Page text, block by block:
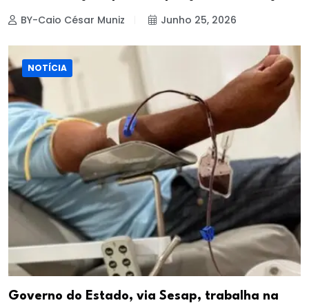
BY-Caio César Muniz Junho 25, 2026
NOTÍCIA
Governo do Estado, via Sesap, trabalha na